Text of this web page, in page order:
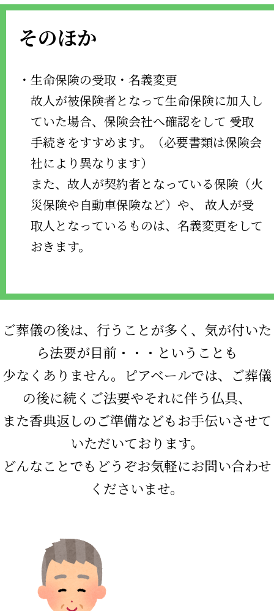
そのほか
・生命保険の受取・名義変更
故人が被保険者となって生命保険に加入し
ていた場合、保険会社へ確認をして 受取
手続きをすすめます。（必要書類は保険会
社により異なります）
また、故人が契約者となっている保険（火
災保険や自動車保険など）や、 故人が受
取人となっているものは、名義変更をして
おきます。
ご葬儀の後は、行うことが多く、気が付いた
ら法要が目前・・・ということも
少なくありません。ピアベールでは、ご葬儀
の後に続くご法要やそれに伴う仏具、
また香典返しのご準備などもお手伝いさせて
いただいております。
どんなことでもどうぞお気軽にお問い合わせ
くださいませ。